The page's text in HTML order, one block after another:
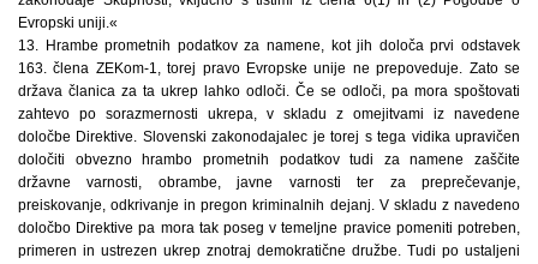
Evropski uniji.«
13. Hrambe prometnih podatkov za namene, kot jih določa prvi odstavek
163. člena ZEKom-1, torej pravo Evropske unije ne prepoveduje. Zato se
država članica za ta ukrep lahko odloči. Če se odloči, pa mora spoštovati
zahtevo po sorazmernosti ukrepa, v skladu z omejitvami iz navedene
določbe Direktive. Slovenski zakonodajalec je torej s tega vidika upravičen
določiti obvezno hrambo prometnih podatkov tudi za namene zaščite
državne varnosti, obrambe, javne varnosti ter za preprečevanje,
preiskovanje, odkrivanje in pregon kriminalnih dejanj. V skladu z navedeno
določbo Direktive pa mora tak poseg v temeljne pravice pomeniti potreben,
primeren in ustrezen ukrep znotraj demokratične družbe. Tudi po ustaljeni